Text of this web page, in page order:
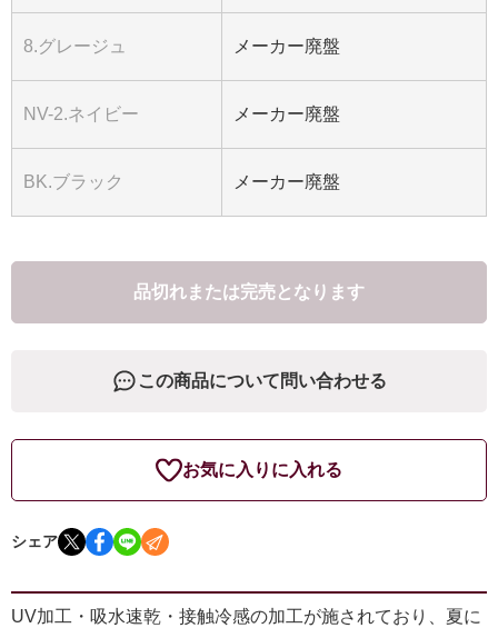
8.グレージュ メーカー廃盤
NV-2.ネイビー メーカー廃盤
BK.ブラック メーカー廃盤
品切れまたは完売となります
この商品について問い合わせる
お気に入りに入れる
シェア
UV加工・吸水速乾・接触冷感の加工が施されており、夏に